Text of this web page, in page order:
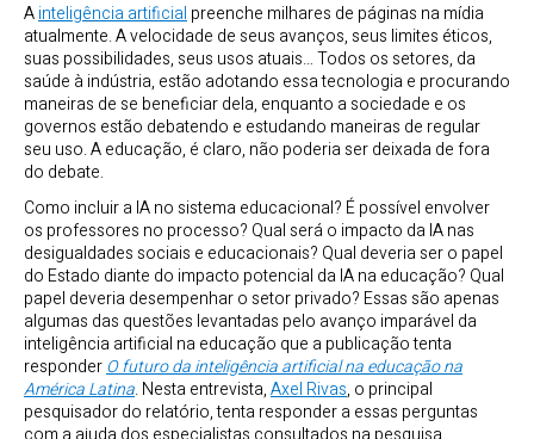
Ainteligência artificial preenche milhares de páginas na mídia
atualmente. A velocidade de seus avanços, seus limites éticos,
suas possibilidades, seus usos atuais… Todos os setores, da
saúde à indústria, estão adotando essa tecnologia e procurando
maneiras de se beneficiar dela, enquanto a sociedade e os
governos estão debatendo e estudando maneiras de regular
seu uso. A educação, é claro, não poderia ser deixada de fora
do debate.
Como incluir a IA no sistema educacional? É possível envolver
os professores no processo? Qual será o impacto da IA nas
desigualdades sociais e educacionais? Qual deveria ser o papel
do Estado diante do impacto potencial da IA na educação? Qual
papel deveria desempenhar o setor privado? Essas são apenas
algumas das questões levantadas pelo avanço imparável da
inteligência artificial na educação que a publicação tenta
responderO futuro da inteligência artificial na educação na
América Latina. Nesta entrevista,Axel Rivas, o principal
pesquisador do relatório, tenta responder a essas perguntas